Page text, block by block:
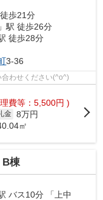
徒歩21分
」駅 徒歩26分
徒歩28分
3-36
わせください(^o^)
費等：5,500円 )
金 8万円
㎡
B棟
バス10分 「上中